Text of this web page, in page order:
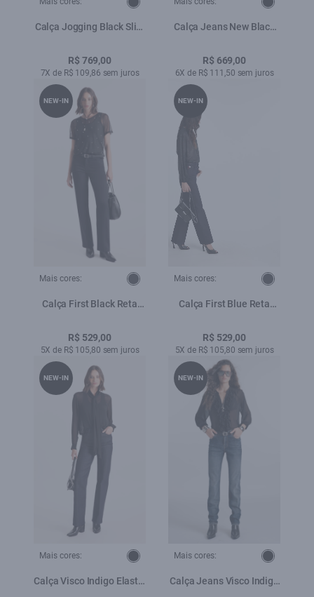
Calça Jogging Black Slim
Pincelado
R$ 769,00
7X de R$ 109,86 sem juros
Calça Jeans New Black
Lav. Black C/ Rede
R$ 669,00
6X de R$ 111,50 sem juros
Mais cores:
Calça First Black Reta
R$ 529,00
5X de R$ 105,80 sem juros
NEW-IN
Mais cores:
Calça First Blue Reta
R$ 529,00
5X de R$ 105,80 sem juros
NEW-IN
Mais cores:
Calça Visco Indigo Elastic
NEW-IN
Mais cores:
Calça Jeans Visco Indigo
NEW-IN